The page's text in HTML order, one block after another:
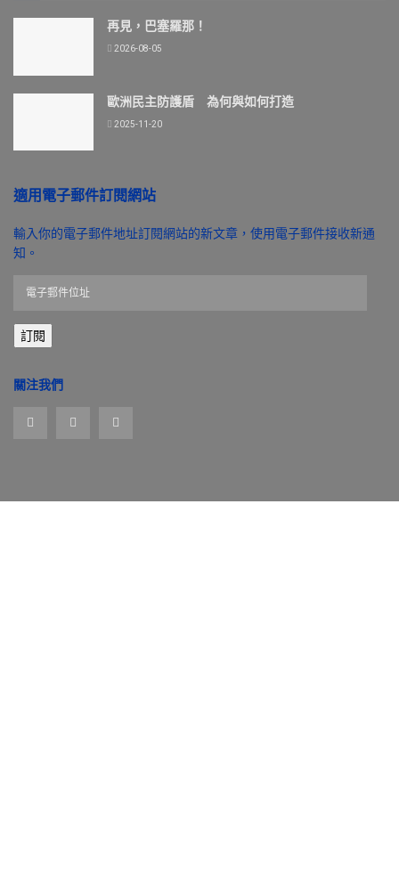
再見，巴塞羅那！
2026-08-05
歐洲民主防護盾 為何與如何打造
2025-11-20
適用電子郵件訂閱網站
輸入你的電子郵件地址訂閱網站的新文章，使用電子郵件接收新通
知。
郵
件
址
訂閱
關注我們